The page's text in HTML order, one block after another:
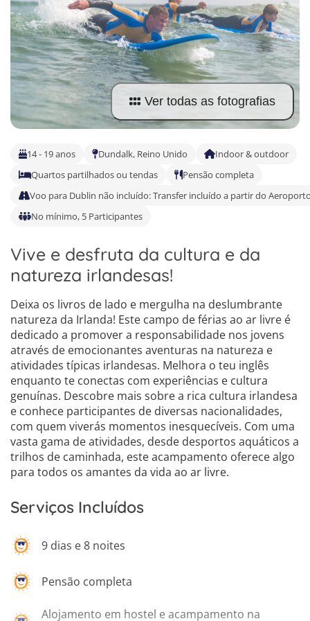
Cursos de Línguas Alemanha
Cursos de Línguas Escócia
Porto
Criativo
Surf
Desportos de Inverno
Música
5
6
Ver todas as fotografias
14 - 19 anos Dundalk, Reino Unido
Indoor & outdoor
Quartos partilhados ou tendas
Pensão completa
Voo para Dublin não incluído: Transfer incluído a partir do
No mínimo, 5 Participantes
Vive e desfruta da cultura e da
natureza irlandesas!
Deixa os livros de lado e mergulha na deslumbrante
natureza da Irlanda! Este campo de férias ao ar livre é
dedicado a promover a responsabilidade nos jovens
através de emocionantes aventuras na natureza e
atividades típicas irlandesas. Melhora o teu inglês
enquanto te conectas com experiências e cultura
genuínas. Descobre mais sobre a rica cultura irlandesa
e conhece participantes de diversas nacionalidades,
com quem viverás momentos inesquecíveis. Com uma
vasta gama de atividades, desde desportos aquáticos a
trilhos de caminhada, este acampamento oferece algo
para todos os amantes da vida ao ar livre.
Serviços Incluídos
9 dias e 8 noites
Pensão completa
Alojamento em hostel e acampamento na